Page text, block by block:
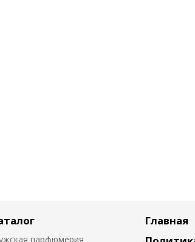
парфюмерия
Главная